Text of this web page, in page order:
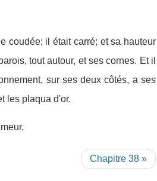
coudée; il était carré; et sa hauteur
tout autour, et ses cornes. Et il
sur ses deux côtés, a ses
les plaqua d'or.
Chapitre 38 »